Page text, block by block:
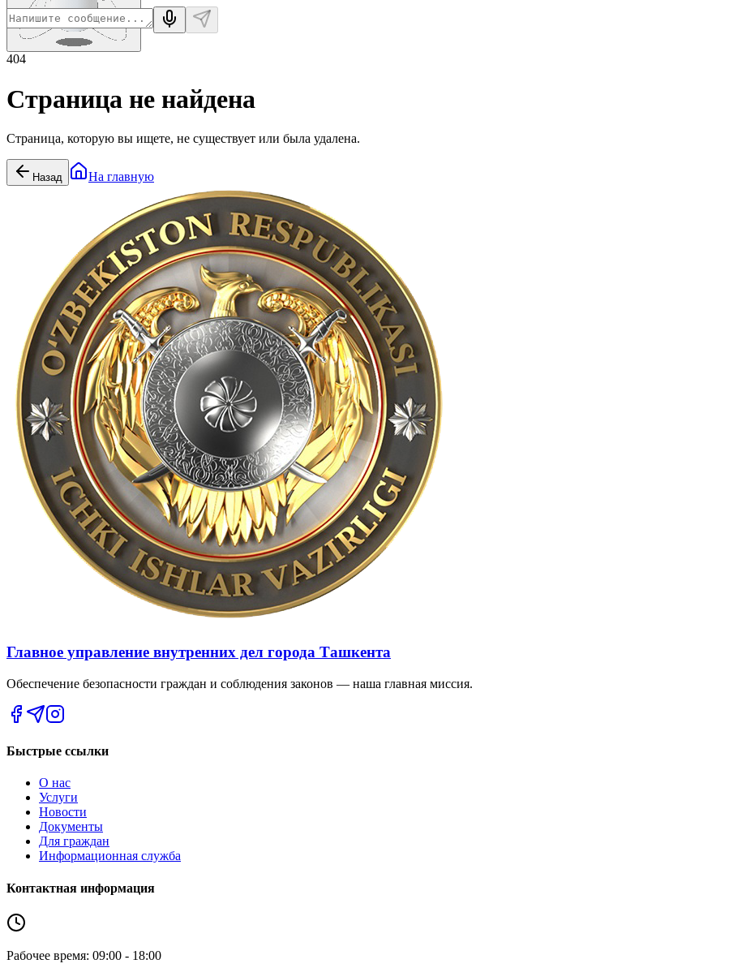
404
Страница не найдена
Страница, которую вы ищете, не существует или была удалена.
Назад На главную
Главное управление внутренних дел города Ташкента
Обеспечение безопасности граждан и соблюдения законов — наша главная миссия.
Быстрые ссылки
О нас
Услуги
Новости
Документы
Для граждан
Информационная служба
Контактная информация
Рабочее время: 09:00 - 18:00